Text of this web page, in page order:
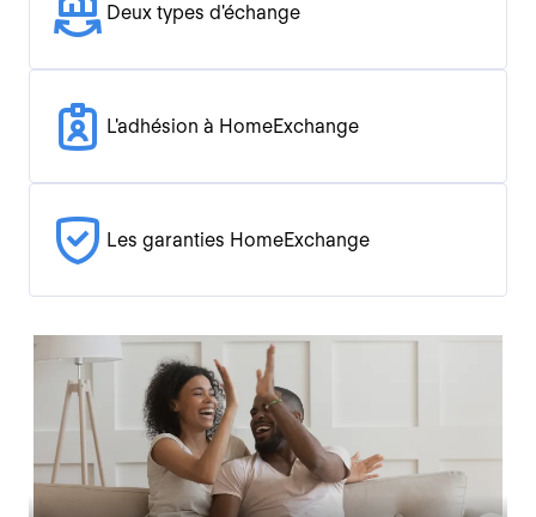
Deux types d'échange
L'adhésion à HomeExchange
Les garanties HomeExchange